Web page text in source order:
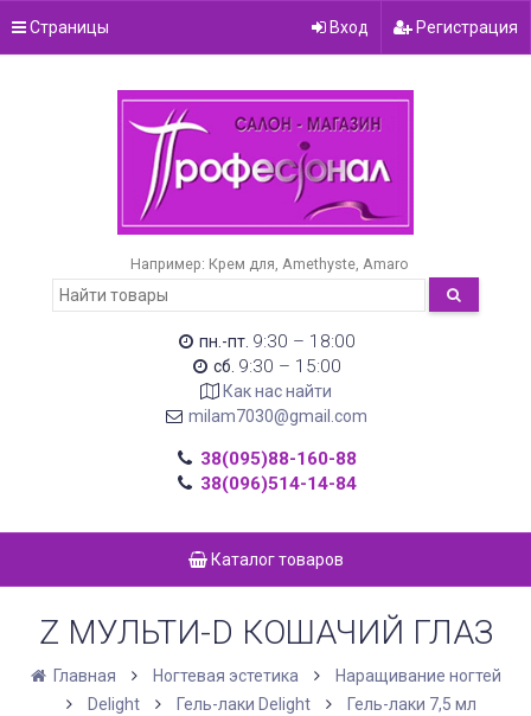
Страницы Вход Регистрация
Например: Крем для Amethyste Amaro
пн.-пт. 9:30 – 18:00
сб. 9:30 – 15:00
Как нас найти
milam7030@gmail.com
38(095)88-160-88
38(096)514-14-84
Каталог товаров
Z МУЛЬТИ-D КОШАЧИЙ ГЛАЗ
Главная Ногтевая эстетика
Наращивание ногтей
Delight
Гель-лаки Delight
Гель-лаки 7,5 мл